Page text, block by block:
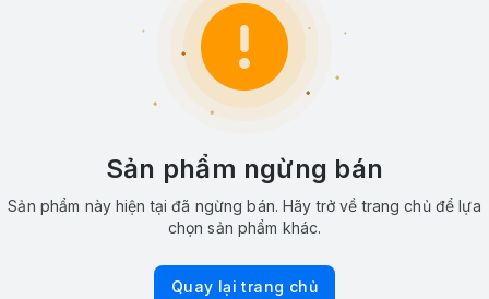
Sản phẩm ngừng bán
Sản phẩm này hiện tại đã ngừng bán. Hãy trở về trang chủ để lựa
chọn sản phẩm khác.
Quay lại trang chủ